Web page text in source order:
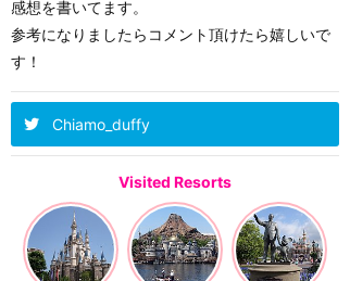
感想を書いてます。
参考になりましたらコメント頂けたら嬉しいで
す！
Chiamo_duffy
Visited Resorts